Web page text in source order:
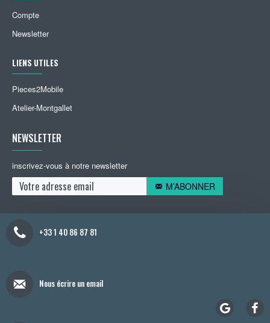
Compte
Newsletter
LIENS UTILES
Pieces2Mobile
Atelier-Montgallet
NEWSLETTER
inscrivez-vous à notre newsletter
M’ABONNER
+33 1 40 86 87 81
Nous écrire un email